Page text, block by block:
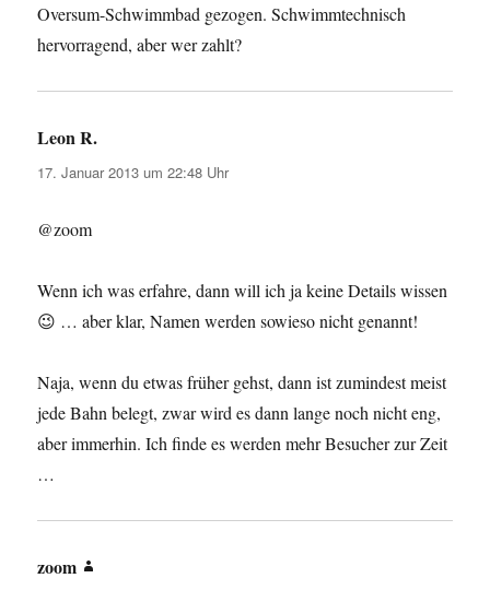
Oversum-Schwimmbad gezogen. Schwimmtechnisch
hervorragend, aber wer zahlt?
Leon R.
17. Januar 2013 um 22:48 Uhr
@zoom
Wenn ich was erfahre, dann will ich ja keine Details wissen
😉 … aber klar, Namen werden sowieso nicht genannt!
Naja, wenn du etwas früher gehst, dann ist zumindest meist
jede Bahn belegt, zwar wird es dann lange noch nicht eng,
aber immerhin. Ich finde es werden mehr Besucher zur Zeit
…
zoom